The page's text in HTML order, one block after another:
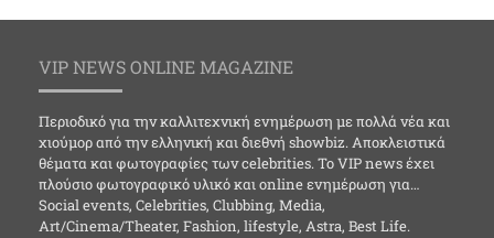
VIP NEWS ONLINE MAGAZINE
Περιοδικό για την καλλιτεχνική ενημέρωση με πολλά νέα και
χιούμορ από την ελληνική και διεθνή showbiz. Αποκλειστικά
θέματα και φωτογραφίες των celebrities. Το VIP news έχει
πλούσιο φωτογραφικό υλικό και online ενημέρωση για…
Social events, Celebrities, Clubbing, Media,
Art/Cinema/Theater, Fashion, lifestyle, Astra, Best Life.